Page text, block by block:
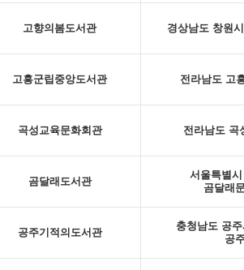
고향의봄도서관 경상남도 창원
고흥군립중앙도서관 전라남도 고
곡성교육문화회관 전라남도 곡
곰달래도서관
서울특별
곰달래
공주기적의도서관
충청남도 공
공